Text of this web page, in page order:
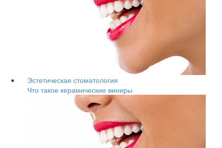
Эстетическая стоматология
Что такое керамические виниры